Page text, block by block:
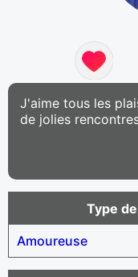
J'aime tous les
de jolies
Type
Amoureuse